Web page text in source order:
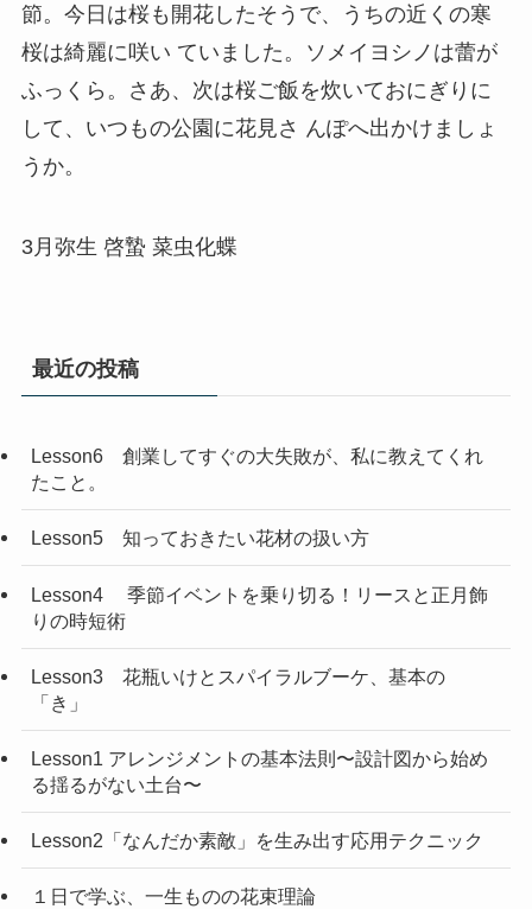
節。今日は桜も開花したそうで、うちの近くの寒
桜は綺麗に咲い ていました。ソメイヨシノは蕾が
ふっくら。さあ、次は桜ご飯を炊いておにぎりに
して、いつもの公園に花見さ んぽへ出かけましょ
うか。
3月弥生 啓蟄 菜虫化蝶
最近の投稿
Lesson6 創業してすぐの大失敗が、私に教えてくれ
たこと。
Lesson5 知っておきたい花材の扱い方
Lesson4 季節イベントを乗り切る！リースと正月飾
りの時短術
Lesson3 花瓶いけとスパイラルブーケ、基本の
「き」
Lesson1 アレンジメントの基本法則〜設計図から始め
る揺るがない土台〜
Lesson2「なんだか素敵」を生み出す応用テクニック
１日で学ぶ、一生ものの花束理論